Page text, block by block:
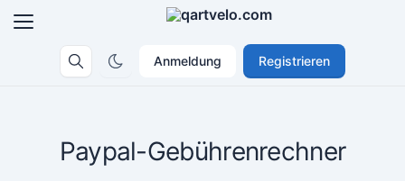
Anmeldung Registrieren
Paypal-Gebührenrechner